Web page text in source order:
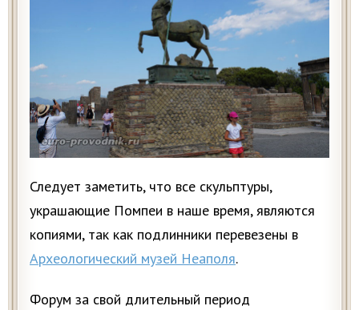
Следует заметить, что все скульптуры,
украшающие Помпеи в наше время, являются
копиями, так как подлинники перевезены в
Археологический музей Неаполя.
Форум за свой длительный период